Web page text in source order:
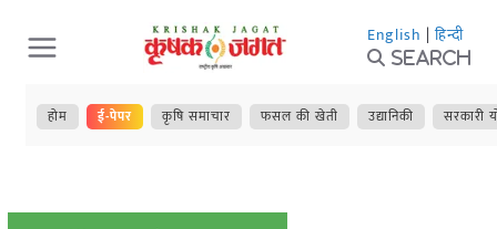
Skip
to
content
English | हिन्दी
Search
होम ई-पेपर कृषि समाचार फसल की खेती उद्यानिकी सरकारी